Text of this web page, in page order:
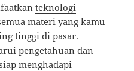
teknologi
materi yang kamu
tinggi di pasar.
pengetahuan dan
menghadapi